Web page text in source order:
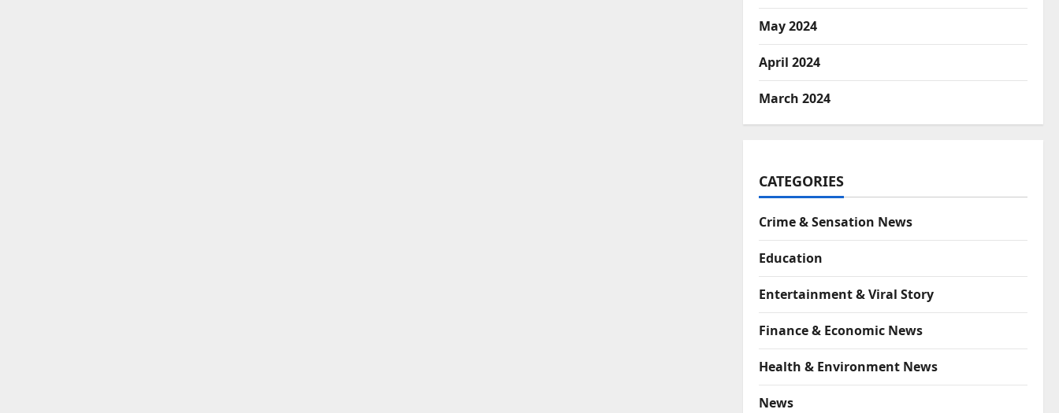
May 2024
April 2024
March 2024
CATEGORIES
Crime & Sensation News
Education
Entertainment & Viral Story
Finance & Economic News
Health & Environment News
News